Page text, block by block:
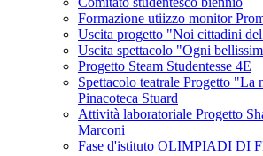
Formazione utiizzo monitor
Uscita progetto "Noi cittadini
Uscita spettacolo "Ogni
Progetto Steam Studentesse 4E
Spettacolo teatrale Progetto "La
Pinacoteca Stuard
Attività laboratoriale Progetto
Marconi
Fase d'istituto OLIMPIADI DI